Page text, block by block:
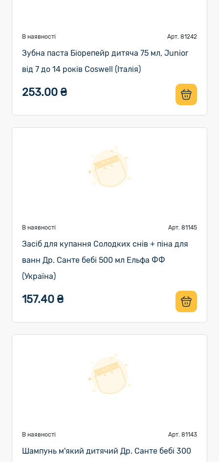
В наявності Арт. 81242
Зубна паста Біорепейр дитяча 75 мл, Junior
від 7 до 14 років Coswell (Італія)
253.00 ₴
В наявності Арт. 81145
Засіб для купання Солодких снів + піна для
ванн Др. Санте бебі 500 мл Ельфа ФФ
(Україна)
157.40 ₴
В наявності Арт. 81143
Шампунь м'який дитячий Др. Санте бебі 300